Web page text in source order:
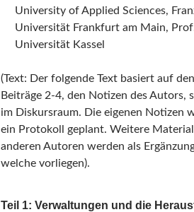
University of Applied Sciences,
Universität Frankfurt am Main,
Universität Kassel
(Text: Der folgende Text basiert auf
Beiträge 2-4, den Notizen des Autors,
im Diskursraum. Die eigenen Notizen
ein Protokoll geplant. Weitere
anderen Autoren werden als
welche vorliegen).
Teil 1: Verwaltungen und die